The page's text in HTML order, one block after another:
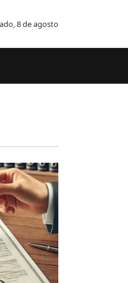
8 de agosto